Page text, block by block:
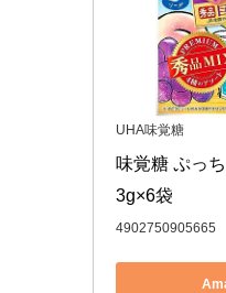
UHA味覚糖
味覚糖 ぷっ
3g×6袋
4902750905665